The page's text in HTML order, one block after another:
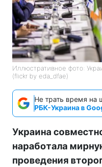
Иллюстративное фото:
(flickr by eda_dfae)
Не трать время на
РБК-Украина в
Украина
наработала
проведения